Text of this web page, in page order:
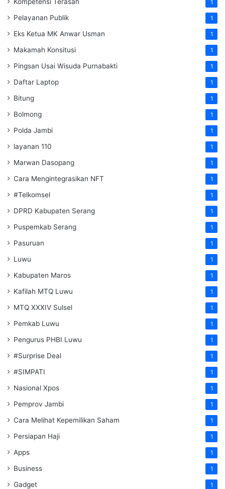
1
Pelayanan Publik 1
Eks Ketua MK Anwar Usman 1
Makamah Konsitusi 1
Pingsan Usai Wisuda Purnabakti 1
Daftar Laptop 1
Bitung 1
Bolmong 1
Polda Jambi 1
layanan 110 1
Marwan Dasopang 1
Cara Mengintegrasikan NFT 1
#Telkomsel 1
DPRD Kabupaten Serang 1
Puspemkab Serang 1
Pasuruan 1
Luwu 1
Kabupaten Maros 1
Kafilah MTQ Luwu 1
MTQ XXXIV Sulsel 1
Pemkab Luwu 1
Pengurus PHBI Luwu 1
#Surprise Deal 1
#SIMPATI 1
Nasional Xpos 1
Pemprov Jambi 1
Cara Melihat Kepemilikan Saham 1
Persiapan Haji 1
Apps 1
Business 1
Gadget 1